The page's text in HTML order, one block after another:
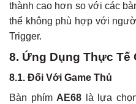
thành cao hơn so với các
thể không phù hợp với
Trigger.
8. Ứng Dụng Thực Tế
8.1. Đối Với Game Thủ
Bàn phím AE68 là lựa